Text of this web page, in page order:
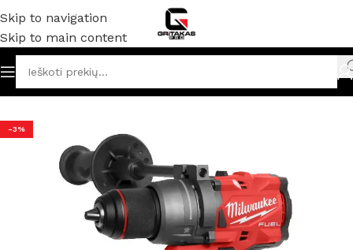
Skip to navigation
Skip to main content
ir elektriniai įrankiai Gręžtuvai / smūginiai gręžtuvai
-3%